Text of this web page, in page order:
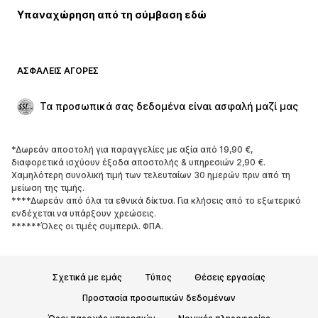
Παλτό
Φούστες
Περιστάσεις
Aποκλειστικά
ΠΑΠΟΎΤΣΙΑ
ΝΕΑ
Trending
Sneakers
Μποτάκια
Γόβες και ψηλοτάκουνα
Παντόφλες
Αποκλειστικά
Υπαναχώρηση από τη σύμβαση εδώ
ΑΣΦΑΛΕΊΣ ΑΓΟΡΈΣ
Τα προσωπικά σας δεδομένα είναι ασφαλή μαζί μας
*Δωρεάν αποστολή για παραγγελίες με αξία από 19,90 €,
διαφορετικά ισχύουν έξοδα αποστολής & υπηρεσιών 2,90 €.
Χαμηλότερη συνολική τιμή των τελευταίων 30 ημερών πριν από τη
μείωση της τιμής.
****Δωρεάν από όλα τα εθνικά δίκτυα. Για κλήσεις από το εξωτερικό
ενδέχεται να υπάρξουν χρεώσεις.
******Όλες οι τιμές συμπεριλ. ΦΠΑ.
Σχετικά με εμάς Τύπος
Θέσεις εργασίας
Προστασία προσωπικών δεδομένων